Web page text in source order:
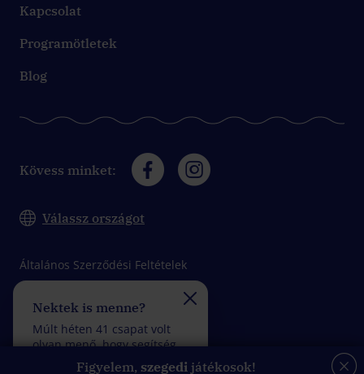
Kapcsolat
Programötletek
Blog
Kövess minket:
Válassz országot
Általános Szerződési Feltételek
Impresszum
Figyelem, szegedijátékosok!
Nektek is menne?
Múlt héten 41 csapat volt
olyan menő, hogy segítség
felhasználása nélkül
kevesebb mint 5 rossz